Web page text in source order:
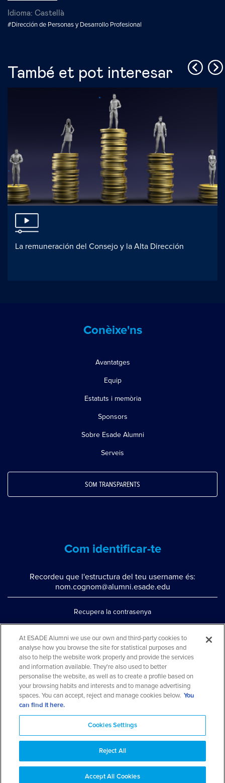
Idioma: Castellà
#Dirección de Personas y Desarrollo Profesional
També et pot interesar
La remuneración del Consejo y la Alta Dirección
Conèixe'ns
Avantatges
Equip
Estatuts i memòria
Sponsors
Sobre Esade Alumni
Serveis
SOM TRANSPARENTS
Com identificar-te
Recordeu que l'estructura del teu username és:
nom.cognom@alumni.esade.edu
Recupera la contrasenya
Contacta'ns per whatsapp
Teléfono: 93 553 02 17
At ESADE Alumni we use our own and third-party cookies to
analyse how you browse the site for statistical purposes and
also to help the website work properly and provide the services
and information available. They're also used to better
personalise the website, as well as to create a profile based on
your browsing habits and interests and to manage advertising
spaces. You can accept, reject and manage cookies below. You
can find it here.
Cookies Settings
Reject All
Accept All Cookies